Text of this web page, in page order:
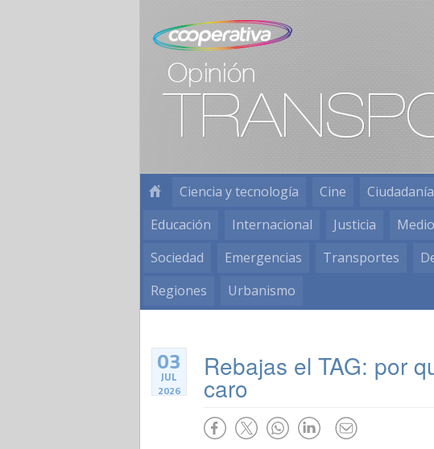
Ciencia y tecnología Cine Ciudadanía
Educación
Internacional Justicia
Sociedad
Emergencias Transportes
Regiones
Urbanismo
03
JUL
2026
Rebajas el TAG: por
caro